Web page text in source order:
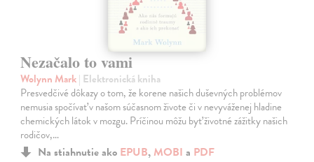
Nezačalo to vami
Wolynn Mark| Elektronická kniha
Presvedčivé dôkazy o tom, že korene našich duševných problémov
nemusia spočívať v našom súčasnom živote či v nevyváženej hladine
chemických látok v mozgu. Príčinou môžu byť životné zážitky našich
rodičov,…
Na stiahnutie ako EPUB, MOBI a PDF